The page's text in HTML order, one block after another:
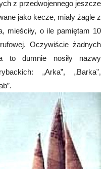
z przedwojennego jeszcze
jako kecze, miały żagle z
mieściły, o ile pamiętam 10
Oczywiście żadnych
to dumnie nosiły nazwy
„Arka”, „Barka”,